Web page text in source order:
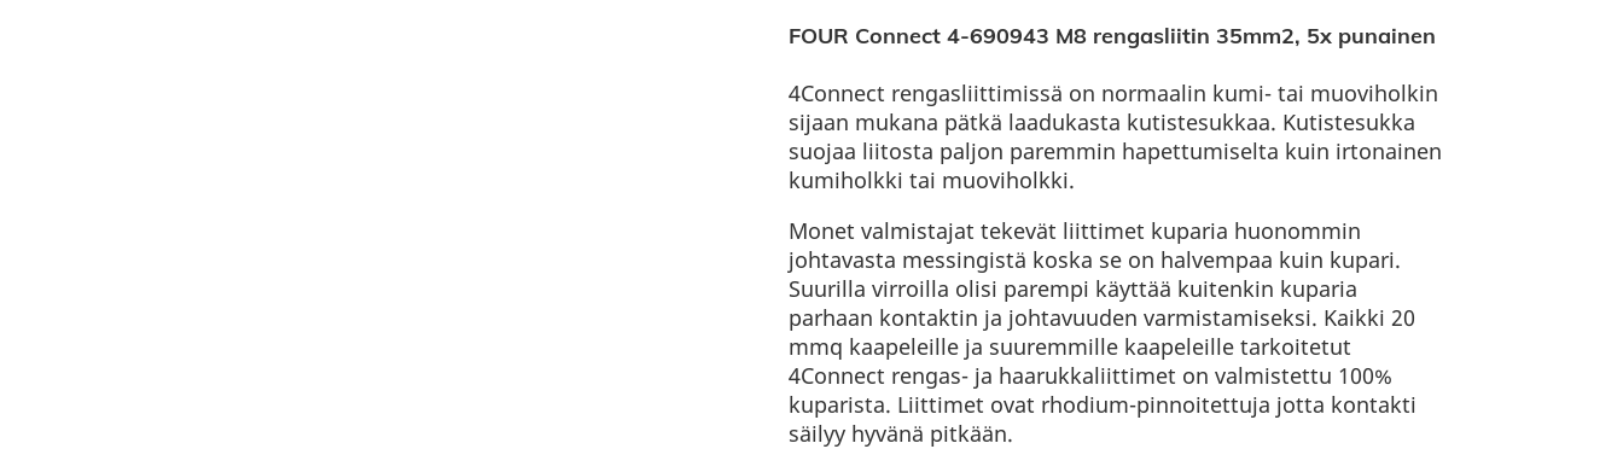
FOUR Connect 4-690943 M8 rengasliitin 35mm2, 5x punainen
4Connect rengasliittimissä on normaalin kumi- tai muoviholkin
sijaan mukana pätkä laadukasta kutistesukkaa. Kutistesukka
suojaa liitosta paljon paremmin hapettumiselta kuin irtonainen
kumiholkki tai muoviholkki.
Monet valmistajat tekevät liittimet kuparia huonommin
johtavasta messingistä koska se on halvempaa kuin kupari.
Suurilla virroilla olisi parempi käyttää kuitenkin kuparia
parhaan kontaktin ja johtavuuden varmistamiseksi. Kaikki 20
mmq kaapeleille ja suuremmille kaapeleille tarkoitetut
4Connect rengas- ja haarukkaliittimet on valmistettu 100%
kuparista. Liittimet ovat rhodium-pinnoitettuja jotta kontakti
säilyy hyvänä pitkään.